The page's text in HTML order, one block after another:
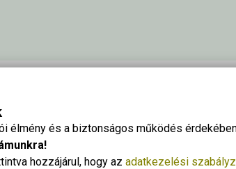
élmény és a biztonságos működés
hozzájárul, hogy az adatkezelési
agrárkémikusok